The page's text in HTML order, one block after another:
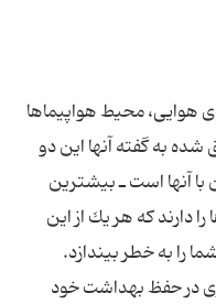
هوایی، محیط هواپیماها
شده به گفته آنها این دو
آنها است ـ بیشترین
دارند كه هر یك از این
را به خطر بیندازد.
در حفظ بهداشت خود